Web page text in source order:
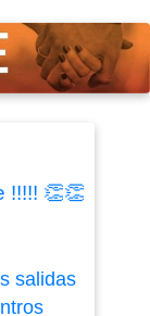
!!!!! 👏👏
salidas